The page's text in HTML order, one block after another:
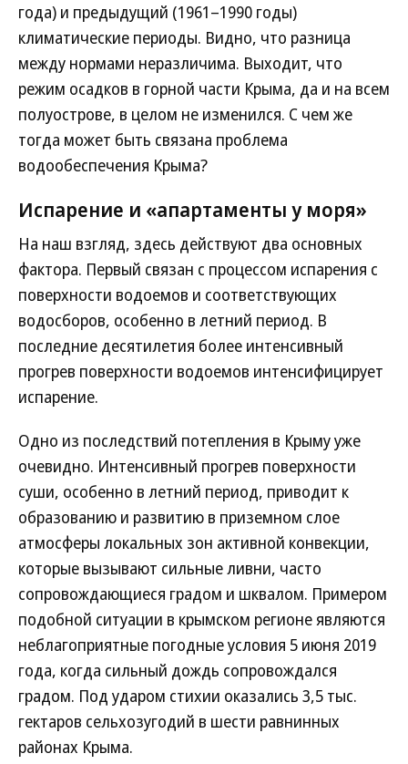
года) и предыдущий (1961–1990 годы)
климатические периоды. Видно, что разница
между нормами неразличима. Выходит, что
режим осадков в горной части Крыма, да и на всем
полуострове, в целом не изменился. С чем же
тогда может быть связана проблема
водообеспечения Крыма?
Испарение и «апартаменты у моря»
На наш взгляд, здесь действуют два основных
фактора. Первый связан с процессом испарения с
поверхности водоемов и соответствующих
водосборов, особенно в летний период. В
последние десятилетия более интенсивный
прогрев поверхности водоемов интенсифицирует
испарение.
Одно из последствий потепления в Крыму уже
очевидно. Интенсивный прогрев поверхности
суши, особенно в летний период, приводит к
образованию и развитию в приземном слое
атмосферы локальных зон активной конвекции,
которые вызывают сильные ливни, часто
сопровождающиеся градом и шквалом. Примером
подобной ситуации в крымском регионе являются
неблагоприятные погодные условия 5 июня 2019
года, когда сильный дождь сопровождался
градом. Под ударом стихии оказались 3,5 тыс.
гектаров сельхозугодий в шести равнинных
районах Крыма.